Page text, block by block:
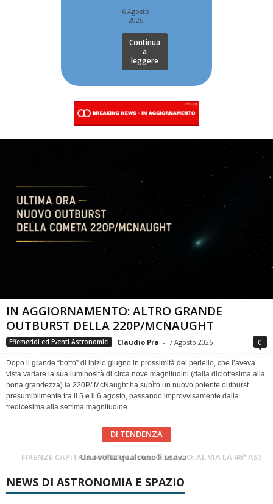
6 Agosto
2026
Continua
a
leggere
IN AGGIORNAMENTO: ALTRO GRANDE
OUTBURST DELLA 220P/MCNAUGHT
Effemeridi ed Eventi Astronomici Claudio Pra - 7 Agosto 2026 0
Dopo il grande “botto” di inizio giugno in prossimità del perielio, che l’aveva
vista variare la sua luminosità di circa nove magnitudini (dalla diciottesima alla
nona grandezza) la 220P/ McNaught ha subìto un nuovo potente outburst
presumibilmente tra il 5 e il 6 agosto, passando improvvisamente dalla
tredicesima alla settima magnitudine.
DI TENDENZA
FIRENZE CAPITALE MONDIALE DELLO SPAZIO: AL VIA LA 46ª ASSEMBLEA SCIENTIFICA DEL COSPAR
Cielo del Mese di Agosto 2026
NEWS DI ASTRONOMIA E SPAZIO